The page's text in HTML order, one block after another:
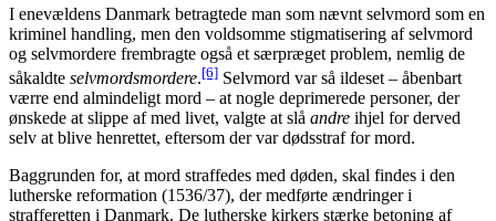
I enevældens Danmark betragtede man som nævnt selvmord som en
kriminel handling, men den voldsomme stigmatisering af selvmord
og selvmordere frembragte også et særpræget problem, nemlig de
såkaldte selvmordsmordere.[6] Selvmord var så ildeset – åbenbart
værre end almindeligt mord – at nogle deprimerede personer, der
ønskede at slippe af med livet, valgte at slå andre ihjel for derved
selv at blive henrettet, eftersom der var dødsstraf for mord.
Baggrunden for, at mord straffedes med døden, skal findes i den
lutherske reformation (1536/37), der medførte ændringer i
strafferetten i Danmark. De lutherske kirkers stærke betoning af